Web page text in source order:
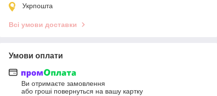
Укрпошта
Всі умови доставки
Умови оплати
Ви отримаєте замовлення
або гроші повернуться на вашу картку